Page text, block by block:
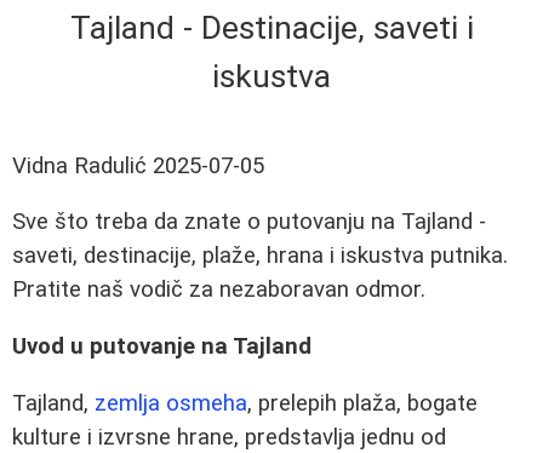
Tajland - Destinacije, saveti i
iskustva
Vidna Radulić 2025-07-05
Sve što treba da znate o putovanju na Tajland -
saveti, destinacije, plaže, hrana i iskustva putnika.
Pratite naš vodič za nezaboravan odmor.
Uvod u putovanje na Tajland
Tajland, zemlja osmeha, prelepih plaža, bogate
kulture i izvrsne hrane, predstavlja jednu od